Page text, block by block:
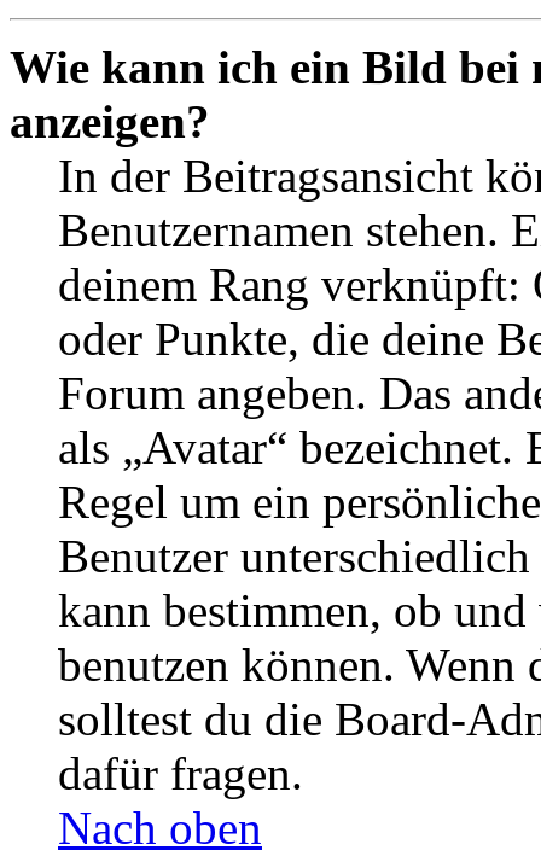
Wie kann ich ein Bild bei
anzeigen?
In der Beitragsansicht
Benutzernamen stehen.
deinem Rang verknüpft:
oder Punkte, die deine
Forum angeben. Das
als „Avatar“
Regel um ein
Benutzer
kann bestimmen, ob
benutzen können. Wenn
solltest du die Board-
dafür fragen.
Nach oben